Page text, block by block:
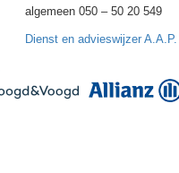
algemeen 050 – 50 20 549
Dienst en advieswijzer